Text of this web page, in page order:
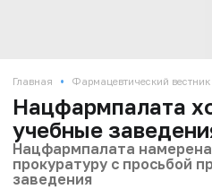
Главная • Фармацевтический вестник
Нацфармпалата
учебные
Нацфармпалата намерена
прокуратуру с просьбой
заведения